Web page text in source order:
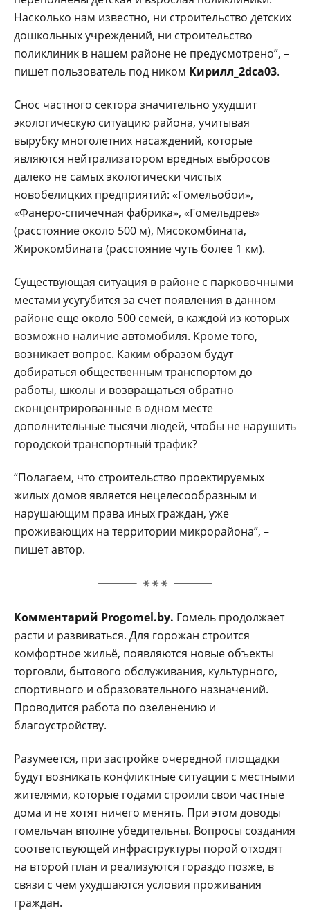
Насколько нам известно, ни строительство детских
дошкольных учреждений, ни строительство
поликлиник в нашем районе не предусмотрено”, –
пишет пользователь под ником Кирилл_2dca03.
Снос частного сектора значительно ухудшит
экологическую ситуацию района, учитывая
вырубку многолетних насаждений, которые
являются нейтрализатором вредных выбросов
далеко не самых экологически чистых
новобелицких предприятий: «Гомельобои»,
«Фанеро-спичечная фабрика», «Гомельдрев»
(расстояние около 500 м), Мясокомбината,
Жирокомбината (расстояние чуть более 1 км).
Существующая ситуация в районе с парковочными
местами усугубится за счет появления в данном
районе еще около 500 семей, в каждой из которых
возможно наличие автомобиля. Кроме того,
возникает вопрос. Каким образом будут
добираться общественным транспортом до
работы, школы и возвращаться обратно
сконцентрированные в одном месте
дополнительные тысячи людей, чтобы не нарушить
городской транспортный трафик?
“Полагаем, что строительство проектируемых
жилых домов является нецелесообразным и
нарушающим права иных граждан, уже
проживающих на территории микрорайона”, –
пишет автор.
Комментарий Progomel.by. Гомель продолжает
расти и развиваться. Для горожан строится
комфортное жильё, появляются новые объекты
торговли, бытового обслуживания, культурного,
спортивного и образовательного назначений.
Проводится работа по озеленению и
благоустройству.
Разумеется, при застройке очередной площадки
будут возникать конфликтные ситуации с местными
жителями, которые годами строили свои частные
дома и не хотят ничего менять. При этом доводы
гомельчан вполне убедительны. Вопросы создания
соответствующей инфраструктуры порой отходят
на второй план и реализуются гораздо позже, в
связи с чем ухудшаются условия проживания
граждан.